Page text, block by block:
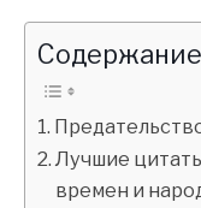
Лучшие
времен и